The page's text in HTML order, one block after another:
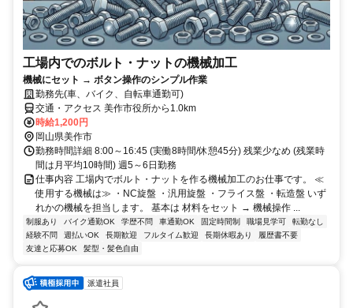
工場内でのボルト・ナットの機械加工
機械にセット → ボタン操作のシンプル作業
勤務先(車、バイク、自転車通勤可)
交通・アクセス 美作市役所から1.0km
時給1,200円
岡山県美作市
勤務時間詳細 8:00～16:45 (実働8時間/休憩45分) 残業少なめ (残業時
間は月平均10時間) 週5～6日勤務
仕事内容 工場内でボルト・ナットを作る機械加工のお仕事です。 ≪
使用する機械は≫ ・NC旋盤 ・汎用旋盤 ・フライス盤 ・転造盤 いず
れかの機械を担当します。 基本は 材料をセット → 機械操作 ...
制服あり バイク通勤OK 学歴不問 車通勤OK 固定時間制 職場見学可
転勤なし
経験不問
週払いOK 長期歓迎 フルタイム歓迎 長期休暇あり
履歴書不要
友達と応募OK
髪型・髪色自由
派遣社員